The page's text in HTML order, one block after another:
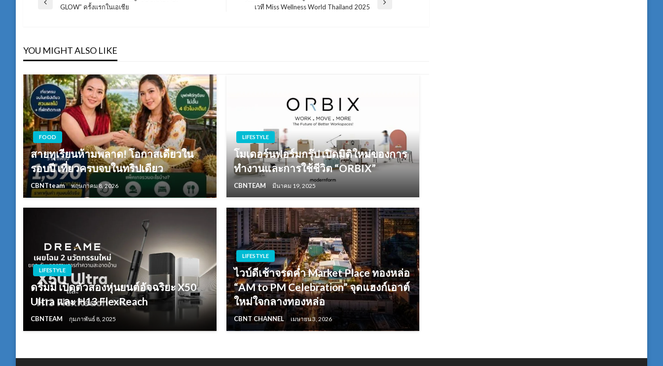
แนะแนว
PreviousGLOW” ครั้งแรกในเอเชีย
เวที Miss Wellness World Thailand 2025
YOU MIGHT ALSO LIKE
FOOD
สายทุเรียนห้ามพลาด! โอกาสเดียวใน
รอบปี เที่ยวครบจบในทริปเดียว
CBNTteam พฤษภาคม 8, 2026
LIFESTYLE
โมเดอร์นฟอร์มกรุ๊ป เปิดมิติใหม่ของการ
ทำงานและการใช้ชีวิต “ORBIX”
CBNTEAM มีนาคม 19, 2025
LIFESTYLE
ดรีมมี เปิดตัวสองหุ่นยนต์อัจฉริยะ X50
Ultra และ H13 FlexReach
CBNTEAM กุมภาพันธ์ 8, 2025
LIFESTYLE
ไวบ์ดีเช้าจรดค่ำ Market Place ทองหล่อ
“AM to PM Celebration” จุดแฮงก์เอาต์
ใหม่ใจกลางทองหล่อ
CBNT CHANNEL เมษายน 3, 2026